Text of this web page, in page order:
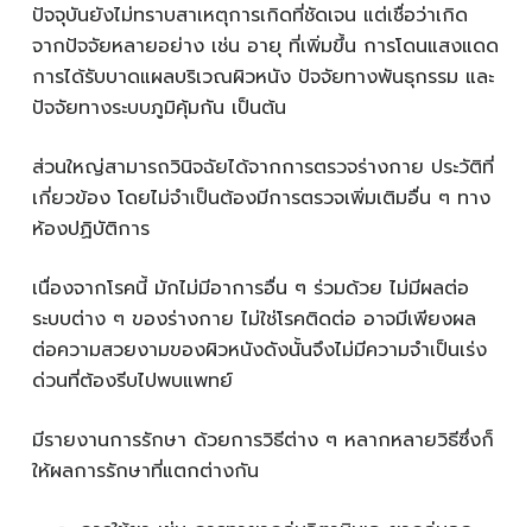
ปัจจุบันยังไม่ทราบสาเหตุการเกิดที่ชัดเจน แต่เชื่อว่าเกิด
จากปัจจัยหลายอย่าง เช่น อายุ ที่เพิ่มขึ้น การโดนแสงแดด
การได้รับบาดแผลบริเวณผิวหนัง ปัจจัยทางพันธุกรรม และ
ปัจจัยทางระบบภูมิคุ้มกัน เป็นต้น
ส่วนใหญ่สามารถวินิจฉัยได้จากการตรวจร่างกาย ประวัติที่
เกี่ยวข้อง โดยไม่จำเป็นต้องมีการตรวจเพิ่มเติมอื่น ๆ ทาง
ห้องปฏิบัติการ
เนื่องจากโรคนี้ มักไม่มีอาการอื่น ๆ ร่วมด้วย ไม่มีผลต่อ
ระบบต่าง ๆ ของร่างกาย ไม่ใช่โรคติดต่อ อาจมีเพียงผล
ต่อความสวยงามของผิวหนังดังนั้นจึงไม่มีความจำเป็นเร่ง
ด่วนที่ต้องรีบไปพบแพทย์
มีรายงานการรักษา ด้วยการวิธีต่าง ๆ หลากหลายวิธีซึ่งก็
ให้ผลการรักษาที่แตกต่างกัน